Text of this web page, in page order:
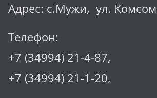
Адрес: с.Мужи, ул.
Телефон:
+7 (34994) 21-4-87,
+7 (34994) 21-1-20,